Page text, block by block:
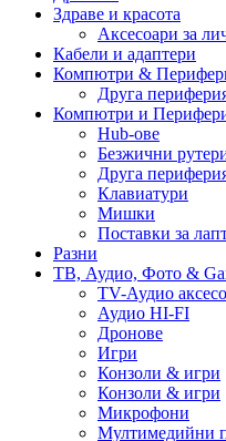
Здраве и красота
Аксесоари за
Кабели и адаптери
Компютри &
Друга
Компютри и
Hub-ове
Безжични
Друга
Клавиатури
Мишки
Поставки за
Разни
ТВ, Аудио, Фото &
TV-Аудио
Аудио HI-FI
Дронове
Игри
Конзоли & игри
Конзоли & игри
Микрофони
Мултимедийни